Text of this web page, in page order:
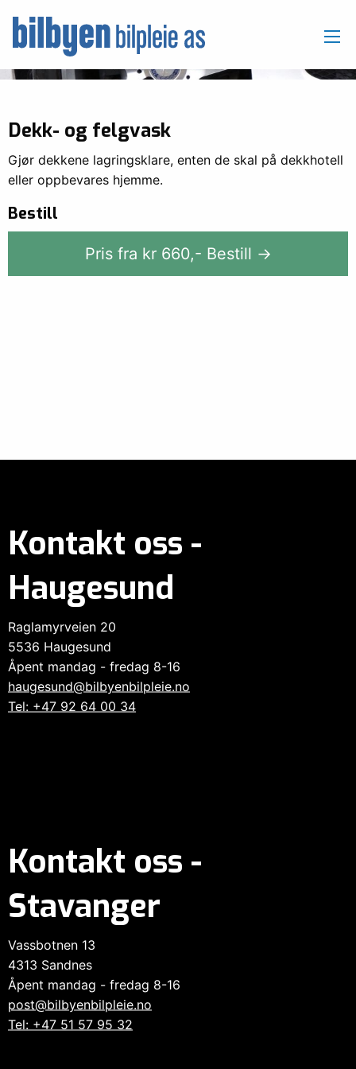
Dekk- og felgvask
Gjør dekkene lagringsklare, enten de skal på dekkhotell
eller oppbevares hjemme.
Bestill
Pris fra kr 660,- Bestill →
Kontakt oss -
Haugesund
Raglamyrveien 20
5536 Haugesund
Åpent mandag - fredag 8-16
haugesund@bilbyenbilpleie.no
Tel: +47 92 64 00 34
Kontakt oss -
Stavanger
Vassbotnen 13
4313 Sandnes
Åpent mandag - fredag 8-16
post@bilbyenbilpleie.no
Tel: +47 51 57 95 32